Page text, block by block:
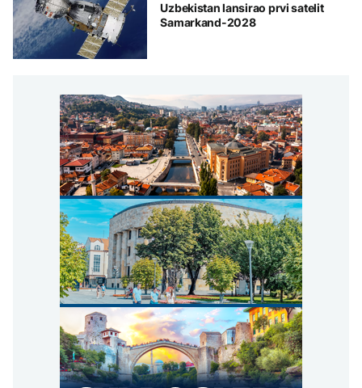
Uzbekistan lansirao prvi satelit
Samarkand-2028